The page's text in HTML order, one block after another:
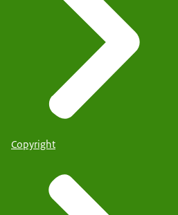
Copyright